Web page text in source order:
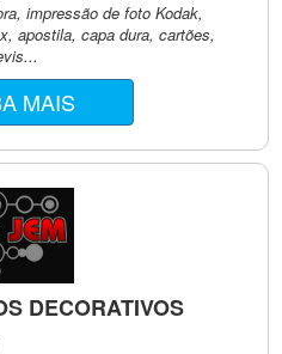
impressão de foto Kodak,
apostila, capa dura, cartões,
MAIS
DECORATIVOS